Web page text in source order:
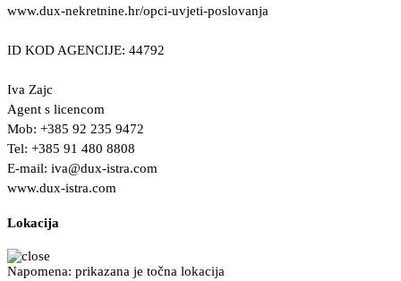
www.dux-nekretnine.hr/opci-uvjeti-poslovanja
ID KOD AGENCIJE: 44792
Iva Zajc
Agent s licencom
Mob: +385 92 235 9472
Tel: +385 91 480 8808
E-mail: iva@dux-istra.com
www.dux-istra.com
Lokacija
Napomena: prikazana je točna lokacija